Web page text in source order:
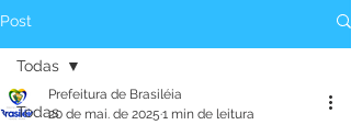
Post
Todas
Todas
Prefeitura de Brasiléia
20 de mai. de 2025 1 min de leitura